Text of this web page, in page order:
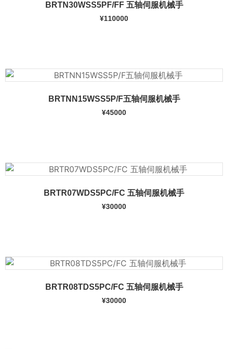
BRTN30WSS5PF/FF 五轴伺服机械手
¥110000
BRTNN15WSS5P/F五轴伺服机械手
¥45000
BRTR07WDS5PC/FC 五轴伺服机械手
¥30000
BRTR08TDS5PC/FC 五轴伺服机械手
¥30000